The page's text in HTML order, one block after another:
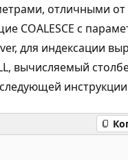
отличными от
COALESCE с
для индексации
вычисляемый